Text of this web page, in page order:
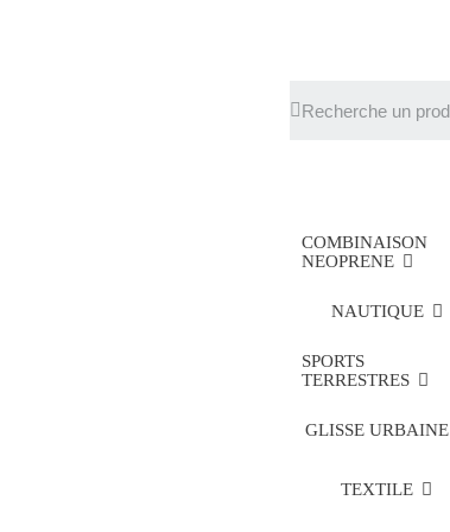
COMBINAISON
NEOPRENE
NAUTIQUE
SPORTS
TERRESTRES
GLISSE URBAINE
TEXTILE